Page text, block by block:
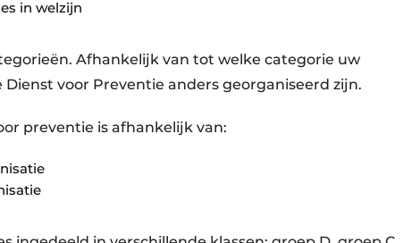
in welzijn
Afhankelijk van tot welke categorie uw
voor Preventie anders georganiseerd zijn.
preventie is afhankelijk van: